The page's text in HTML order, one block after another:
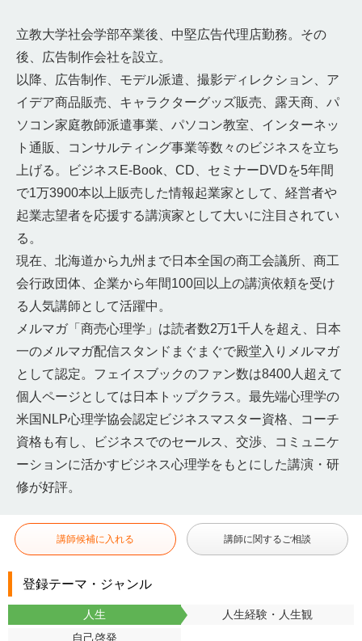
立教大学社会学部卒業後、中堅広告代理店勤務。その
後、広告制作会社を設立。
以降、広告制作、モデル派遣、撮影ディレクション、ア
イデア商品販売、キャラクターグッズ販売、露天商、パ
ソコン家庭教師派遣事業、パソコン教室、インターネッ
ト通販、コンサルティング事業等数々のビジネスを立ち
上げる。ビジネスE-Book、CD、セミナーDVDを5年間
で1万3900本以上販売した情報起業家として、経営者や
起業志望者を応援する講演家として大いに注目されてい
る。
現在、北海道から九州まで日本全国の商工会議所、商工
会行政団体、企業から年間100回以上の講演依頼を受け
る人気講師として活躍中。
メルマガ「商売心理学」は読者数2万1千人を超え、日本
一のメルマガ配信スタンドまぐまぐで殿堂入りメルマガ
として認定。フェイスブックのファン数は8400人超えて
個人ページとしては日本トップクラス。最先端心理学の
米国NLP心理学協会認定ビジネスマスター資格、コーチ
資格も有し、ビジネスでのセールス、交渉、コミュニケ
ーションに活かすビジネス心理学をもとにした講演・研
修が好評。
講師候補に入れる 講師に関するご相談
登録テーマ・ジャンル
人生
人生経験・人生観
自己啓発